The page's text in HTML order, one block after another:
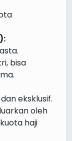
bisa
eksklusif.
oleh
haji